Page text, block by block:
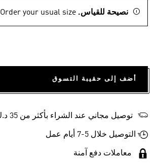
نصيحة للقياس. Order your usual size.
أضف إلى حقيبة التسوق
توصيل مجاني عند الشراء بأكثر من 35 د.ك
التوصيل خلال 5-7 أيام عمل
معاملات دفع آمنة